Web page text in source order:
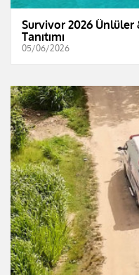
Survivor 2026 Ünlüler
Tanıtımı
05/06/2026